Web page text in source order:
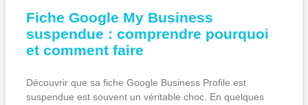
Fiche Google My Business
suspendue : comprendre pourquoi
et comment faire
Découvrir que sa fiche Google Business Profile est
suspendue est souvent un véritable choc. En quelques